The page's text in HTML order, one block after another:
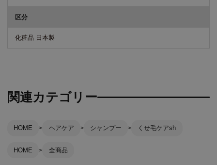
区分
化粧品 日本製
関連カテゴリー
HOME ヘアケア シャンプー くせ毛ケアsh
HOME 全商品